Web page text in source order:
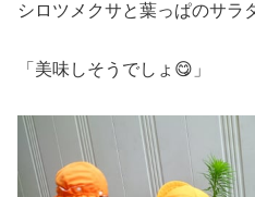
シロツメクサと葉っぱのサラ
「美味しそうでしょ😋」